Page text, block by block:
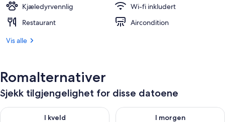
Kjæledyrvennlig
Wi-fi inkludert
Restaurant
Aircondition
Vis alle
Romalternativer
Sjekk tilgjengelighet for disse datoene
I kveld
Sjekk tilgjengelighet for i kveld, aug. 6 - aug. 7
I morgen
Sjekk tilgjengelighet for i